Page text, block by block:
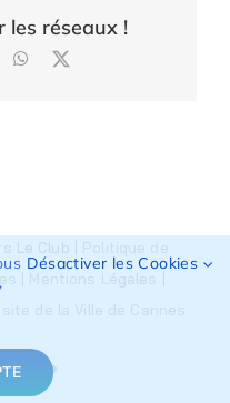
les réseaux !
WhatsApp
de la Ville de Cannes
Désactiver les Cookies